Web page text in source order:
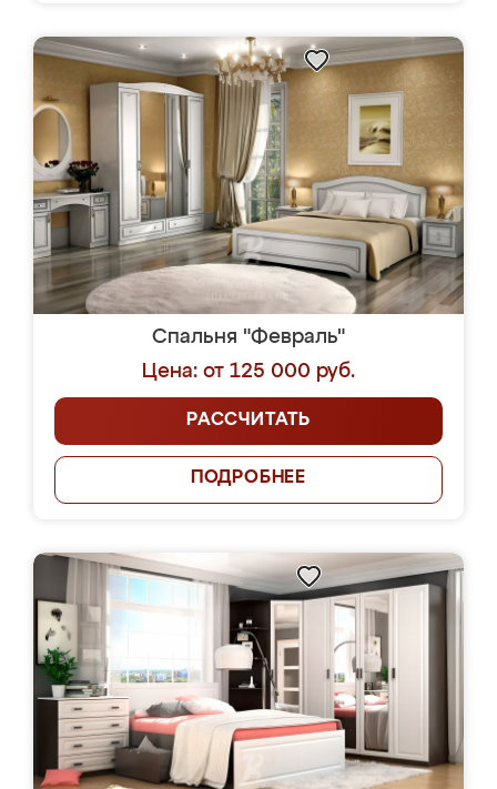
Спальня "Февраль"
Цена: от 125 000 руб.
РАССЧИТАТЬ
ПОДРОБНЕЕ